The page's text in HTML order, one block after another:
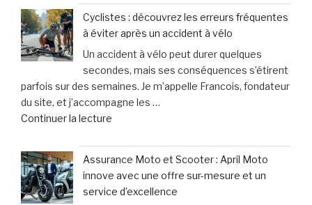
dommages
corporels »
votre
chien
halète,
bave
excessivement
et
titube
Cyclistes : découvrez les erreurs fréquentes
à éviter après un accident à vélo
Un accident à vélo peut durer quelques
secondes, mais ses conséquences s’étirent
parfois sur des semaines. Je m’appelle Francois, fondateur
du site, et j’accompagne les …
Continuer la lecture
:
découvrez
les
erreurs
Assurance Moto et Scooter : April Moto
innove avec une offre sur-mesure et un
service d’excellence